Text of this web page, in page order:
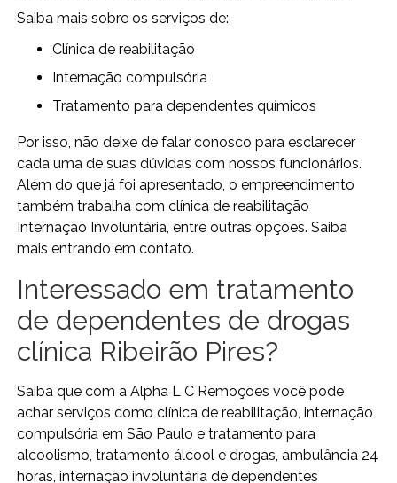
Saiba mais sobre os serviços de:
clínica de reabilitação
internação compulsória
tratamento para dependentes químicos
Por isso, não deixe de falar conosco para esclarecer
cada uma de suas dúvidas com nossos funcionários.
Além do que já foi apresentado, o empreendimento
também trabalha com clínica de reabilitação
Internação Involuntária, entre outras opções. Saiba
mais entrando em contato.
Interessado em tratamento
de dependentes de drogas
clínica Ribeirão Pires?
Saiba que com a Alpha L C Remoções você pode
achar serviços como clínica de reabilitação, internação
compulsória em São Paulo e tratamento para
alcoolismo, tratamento álcool e drogas, ambulância 24
horas, internação involuntária de dependentes